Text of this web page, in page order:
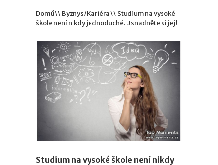
Domů\\ Byznys/Kariéra\\ Studium na vysoké
škole není nikdy jednoduché. Usnadněte si jej!
Studium na vysoké škole není nikdy